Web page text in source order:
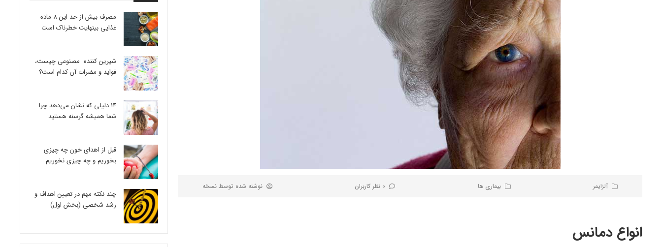
آلزایمر بیماری ها 0 نظر کاربران نوشته شده توسط نسخه
انواع دمانس
مصرف بیش از حد این 8 ماده
غذایی بینهایت خطرناک است
شیرین کننده مصنوعی چیست،
فواید و مضرات آن کدام است؟
14 دلیلی که نشان می‌دهد چرا
شما همیشه گرسنه هستید
قبل از اهدای خون چه چیزی
بخوریم و چه چیزی نخوریم
چند نکته مهم در تعیین اهداف و
رشد شخصی (بخش اول)